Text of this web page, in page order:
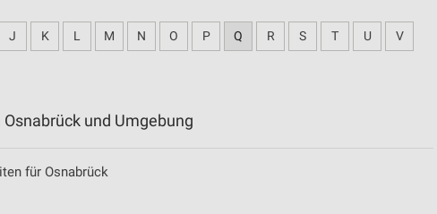
J K L M N O P Q R S T U V
und Umgebung
für Osnabrück